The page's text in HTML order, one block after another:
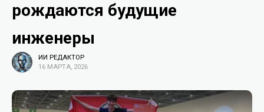
рождаются будущие
инженеры
ИИ РЕДАКТОР
16 МАРТА, 2026